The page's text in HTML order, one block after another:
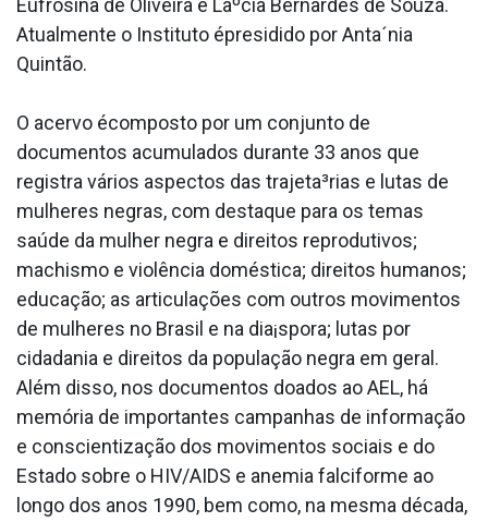
Eufrosina de Oliveira e Laºcia Bernardes de Souza.
Atualmente o Instituto épresidido por Anta´nia
Quintão.
O acervo écomposto por um conjunto de
documentos acumulados durante 33 anos que
registra vários aspectos das trajeta³rias e lutas de
mulheres negras, com destaque para os temas
saúde da mulher negra e direitos reprodutivos;
machismo e violência doméstica; direitos humanos;
educação; as articulações com outros movimentos
de mulheres no Brasil e na dia¡spora; lutas por
cidadania e direitos da população negra em geral.
Além disso, nos documentos doados ao AEL, há
memória de importantes campanhas de informação
e conscientização dos movimentos sociais e do
Estado sobre o HIV/AIDS e anemia falciforme ao
longo dos anos 1990, bem como, na mesma década,